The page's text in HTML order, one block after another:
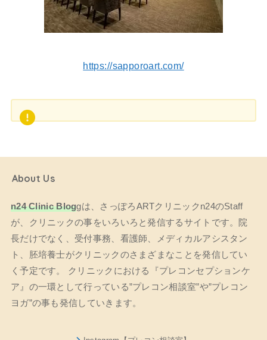
https://sapporoart.com/
About Us
n24 Clinic Bloggは、さっぽろARTクリニックn24のStaff
が、クリニックの事をいろいろと発信するサイトです。院
長だけでなく、受付事務、看護師、メディカルアシスタン
ト、胚培養士がクリニックのさまざまなことを発信してい
く予定です。 クリニックにおける『プレコンセプションケ
ア』の一環として行っている”プレコン相談室”や”プレコン
ヨガ”の事も発信していきます。